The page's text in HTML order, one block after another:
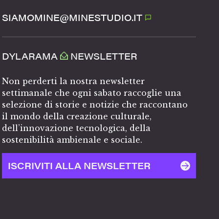
SIAMOMINE@MINESTUDIO.IT
DYLARAMA NEWSLETTER
Non perderti la nostra newsletter
settimanale che ogni sabato raccoglie una
selezione di storie e notizie che raccontano
il mondo della creazione culturale,
dell’innovazione tecnologica, della
sostenibilità ambienale e sociale.
ISCRIVITI ALLA NEWSLETTER